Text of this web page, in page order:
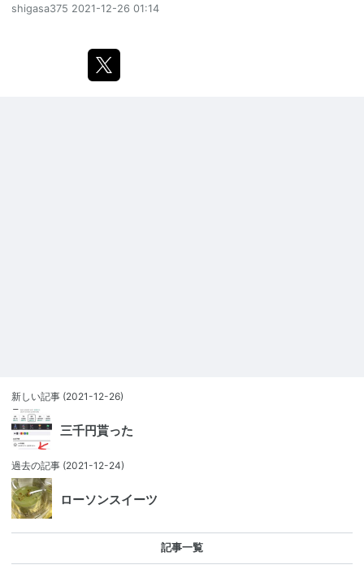
shigasa375 2021-12-26 01:14
新しい記事 (2021-12-26)
三千円貰った
過去の記事 (2021-12-24)
ローソンスイーツ
記事一覧